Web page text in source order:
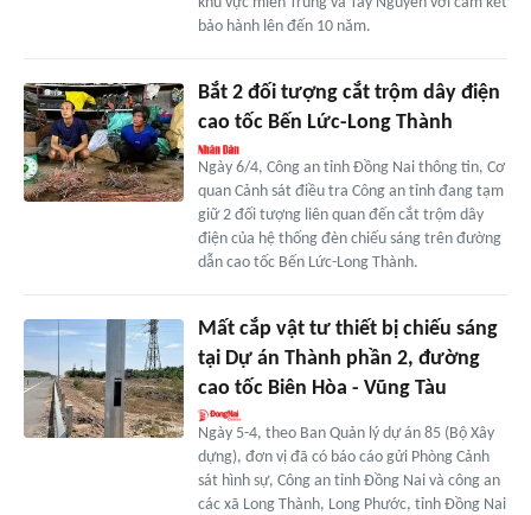
bảo hành lên đến 10 năm.
Bắt 2 đối tượng cắt trộm dây điện
cao tốc Bến Lức-Long Thành
Ngày 6/4, Công an tỉnh Đồng Nai thông tin, Cơ
quan Cảnh sát điều tra Công an tỉnh đang tạm
giữ 2 đối tượng liên quan đến cắt trộm dây
điện của hệ thống đèn chiếu sáng trên đường
dẫn cao tốc Bến Lức-Long Thành.
Mất cắp vật tư thiết bị chiếu sáng
tại Dự án Thành phần 2, đường
cao tốc Biên Hòa - Vũng Tàu
Ngày 5-4, theo Ban Quản lý dự án 85 (Bộ Xây
dựng), đơn vị đã có báo cáo gửi Phòng Cảnh
sát hình sự, Công an tỉnh Đồng Nai và công an
các xã Long Thành, Long Phước, tỉnh Đồng Nai